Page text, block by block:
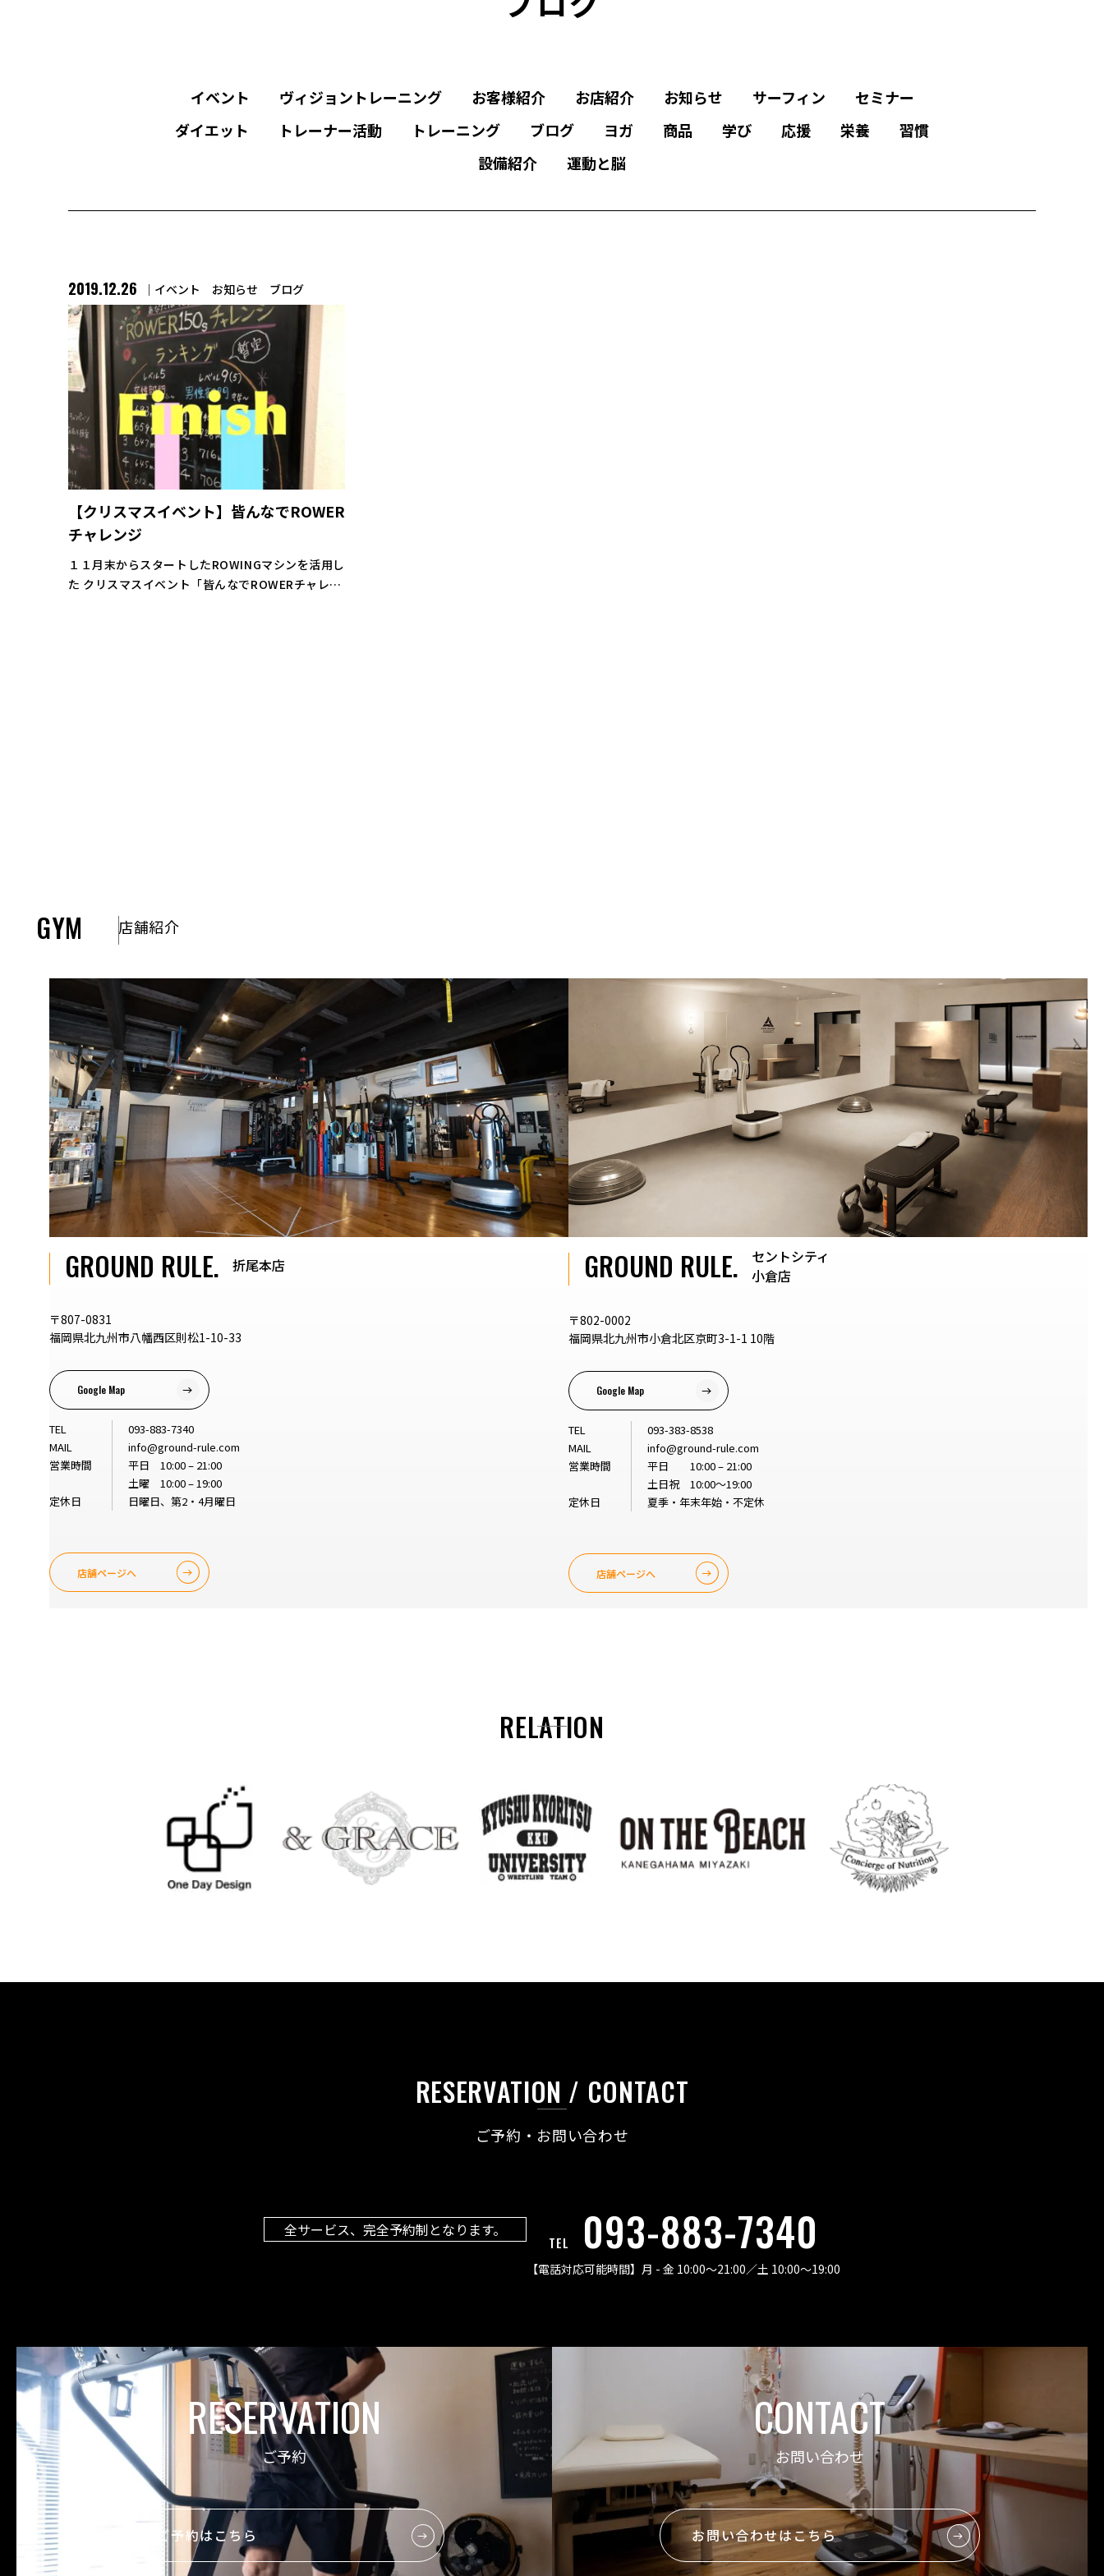
イベント ヴィジョントレーニング お客様紹介 お店紹介 お知らせ サーフィン
セミナー
ダイエット
トレーナー活動 トレーニング ブログ ヨガ 商品 学び 応援 栄養
習慣
設備紹介
運動と脳
2019.12.26 イベント お知らせ ブログ
【クリスマスイベント】皆んなでROWER
チャレンジ
１１月末からスタートしたROWINGマシンを活用し
た クリスマスイベント「皆んなでROWERチャレン
GYM 店舗紹介
GROUND RULE. 折尾本店
〒807-0831
福岡県北九州市八幡西区則松1-10-33
Google Map
TEL
093-883-7340
MAIL
info@ground-rule.com
営業時間
平日 10:00 – 21:00
土曜 10:00 – 19:00
定休日
日曜日、第2・4月曜日
店舗ページへ
GROUND RULE.
セントシティ
小倉店
〒802-0002
福岡県北九州市小倉北区京町3-1-1 10階
Google Map
TEL
093-383-8538
MAIL
info@ground-rule.com
営業時間
平日 10:00 – 21:00
土日祝 10:00～19:00
定休日
夏季・年末年始・不定休
店舗ページへ
RELATION
RESERVATION / CONTACT
ご予約・お問い合わせ
全サービス、完全予約制となります。
TEL 093-883-7340
【電話対応可能時間】 月 - 金 10:00〜21:00／土 10:00〜19:00
RESERVATION
ご予約
ご予約はこちら
CONTACT
お問い合わせ
お問い合わせはこちら